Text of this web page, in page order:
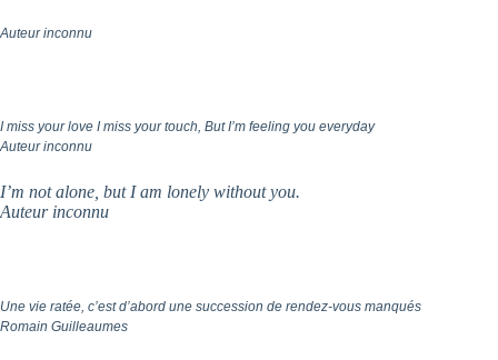
Auteur inconnu
I miss your love I miss your touch, But I’m feeling you everyday
Auteur inconnu
I’m not alone, but I am lonely without you.
Auteur inconnu
Une vie ratée, c’est d’abord une succession de rendez-vous manqués
Romain Guilleaumes